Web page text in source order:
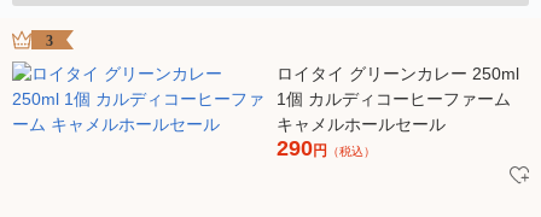
3
ロイタイ グリーンカレー 250ml
1個 カルディコーヒーファーム
キャメルホールセール
290円 （税込）